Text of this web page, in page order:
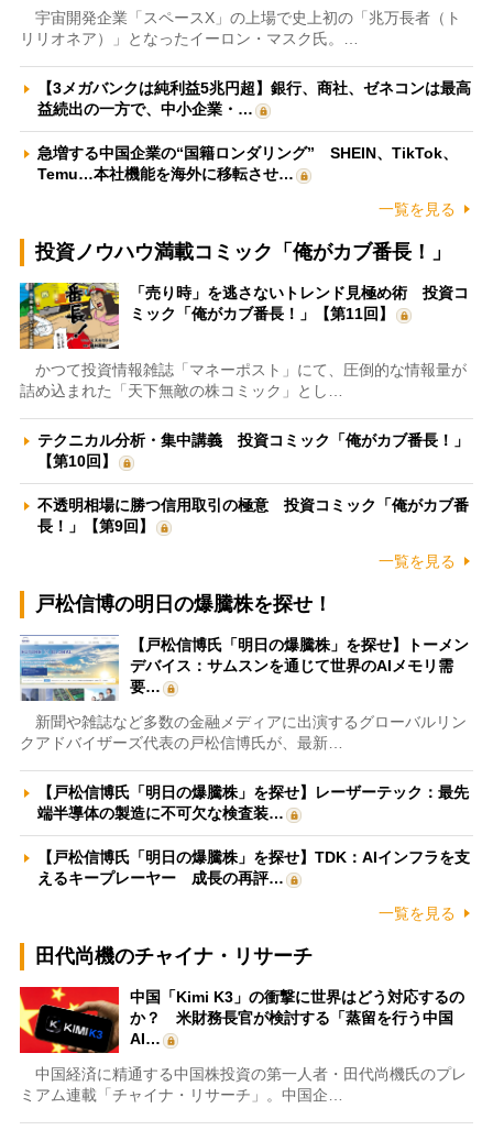
宇宙開発企業「スペースX」の上場で史上初の「兆万長者（ト
リリオネア）」となったイーロン・マスク氏。…
【3メガバンクは純利益5兆円超】銀行、商社、ゼネコンは最高
益続出の一方で、中小企業・…
急増する中国企業の“国籍ロンダリング” SHEIN、TikTok、
Temu…本社機能を海外に移転させ…
一覧を見る
投資ノウハウ満載コミック「俺がカブ番長！」
「売り時」を逃さないトレンド見極め術 投資コ
ミック「俺がカブ番長！」【第11回】
かつて投資情報雑誌「マネーポスト」にて、圧倒的な情報量が
詰め込まれた「天下無敵の株コミック」とし…
テクニカル分析・集中講義 投資コミック「俺がカブ番長！」
【第10回】
不透明相場に勝つ信用取引の極意 投資コミック「俺がカブ番
長！」【第9回】
一覧を見る
戸松信博の明日の爆騰株を探せ！
【戸松信博氏「明日の爆騰株」を探せ】トーメン
デバイス：サムスンを通じて世界のAIメモリ需
要…
新聞や雑誌など多数の金融メディアに出演するグローバルリン
クアドバイザーズ代表の戸松信博氏が、最新…
【戸松信博氏「明日の爆騰株」を探せ】レーザーテック：最先
端半導体の製造に不可欠な検査装…
【戸松信博氏「明日の爆騰株」を探せ】TDK：AIインフラを支
えるキープレーヤー 成長の再評…
一覧を見る
田代尚機のチャイナ・リサーチ
中国「Kimi K3」の衝撃に世界はどう対応するの
か？ 米財務長官が検討する「蒸留を行う中国
AI…
中国経済に精通する中国株投資の第一人者・田代尚機氏のプレ
ミアム連載「チャイナ・リサーチ」。中国企…